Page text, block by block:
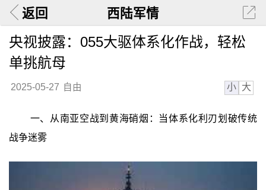
返回 西陆军情
央视披露：055大驱体系化作战，轻松
单挑航母
2025-05-27 自由 小 大
一、从南亚空战到黄海硝烟：当体系化利刃划破传统
战争迷雾